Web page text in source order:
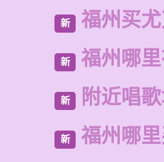
新 福州买
新 福州哪
新 附近唱歌
新 福州哪